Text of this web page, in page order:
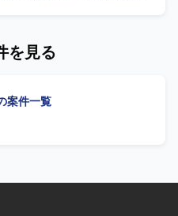
ロジェクトの立ち上げフェ
の開発スタイルを最前線
形をつくり上げていくフェ
使用いたします。開発ツー
す。
す。ソースコード管理には
はTeamsを使用します。
を見る
案件一覧